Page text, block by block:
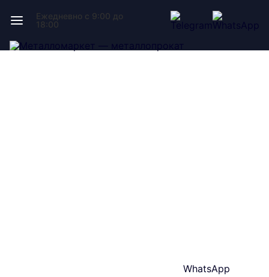
Ежедневно с 9:00 до
18:00
WhatsApp